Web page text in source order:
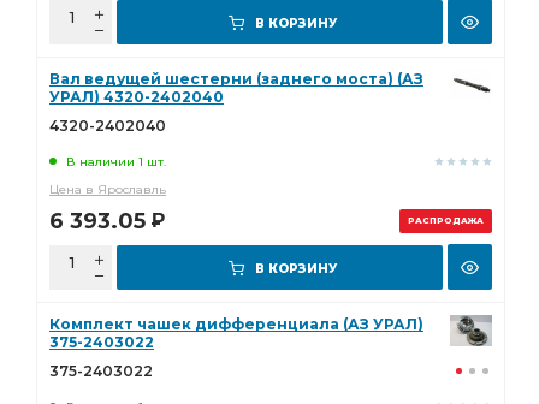
В КОРЗИНУ
РАСПРОДАЖА
Вал ведущей шестерни (заднего моста) (АЗ
УРАЛ) 4320-2402040
4320-2402040
В наличии 1 шт.
Цена в Ярославль
6 393.05 Р
В КОРЗИНУ
Комплект чашек дифференциала (АЗ УРАЛ)
375-2403022
375-2403022